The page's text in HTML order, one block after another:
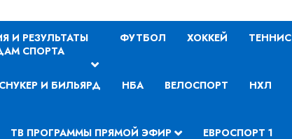
И РЕЗУЛЬТАТЫ
СПОРТА
ФУТБОЛ ХОККЕЙ ТЕННИС
СНУКЕР И БИЛЬЯРД НБА ВЕЛОСПОРТ НХЛ
ТВ ПРОГРАММЫ ПРЯМОЙ ЭФИР ЕВРОСПОРТ 1